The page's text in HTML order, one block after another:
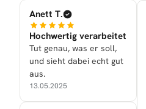
Anett T.
Hochwertig verarbeitet
Tut genau, was er soll,
und sieht dabei echt gut
aus.
13.05.2025